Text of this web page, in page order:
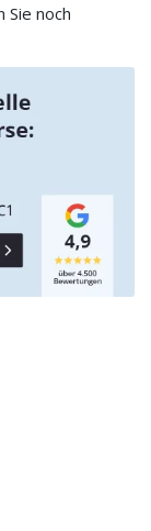
Sie noch